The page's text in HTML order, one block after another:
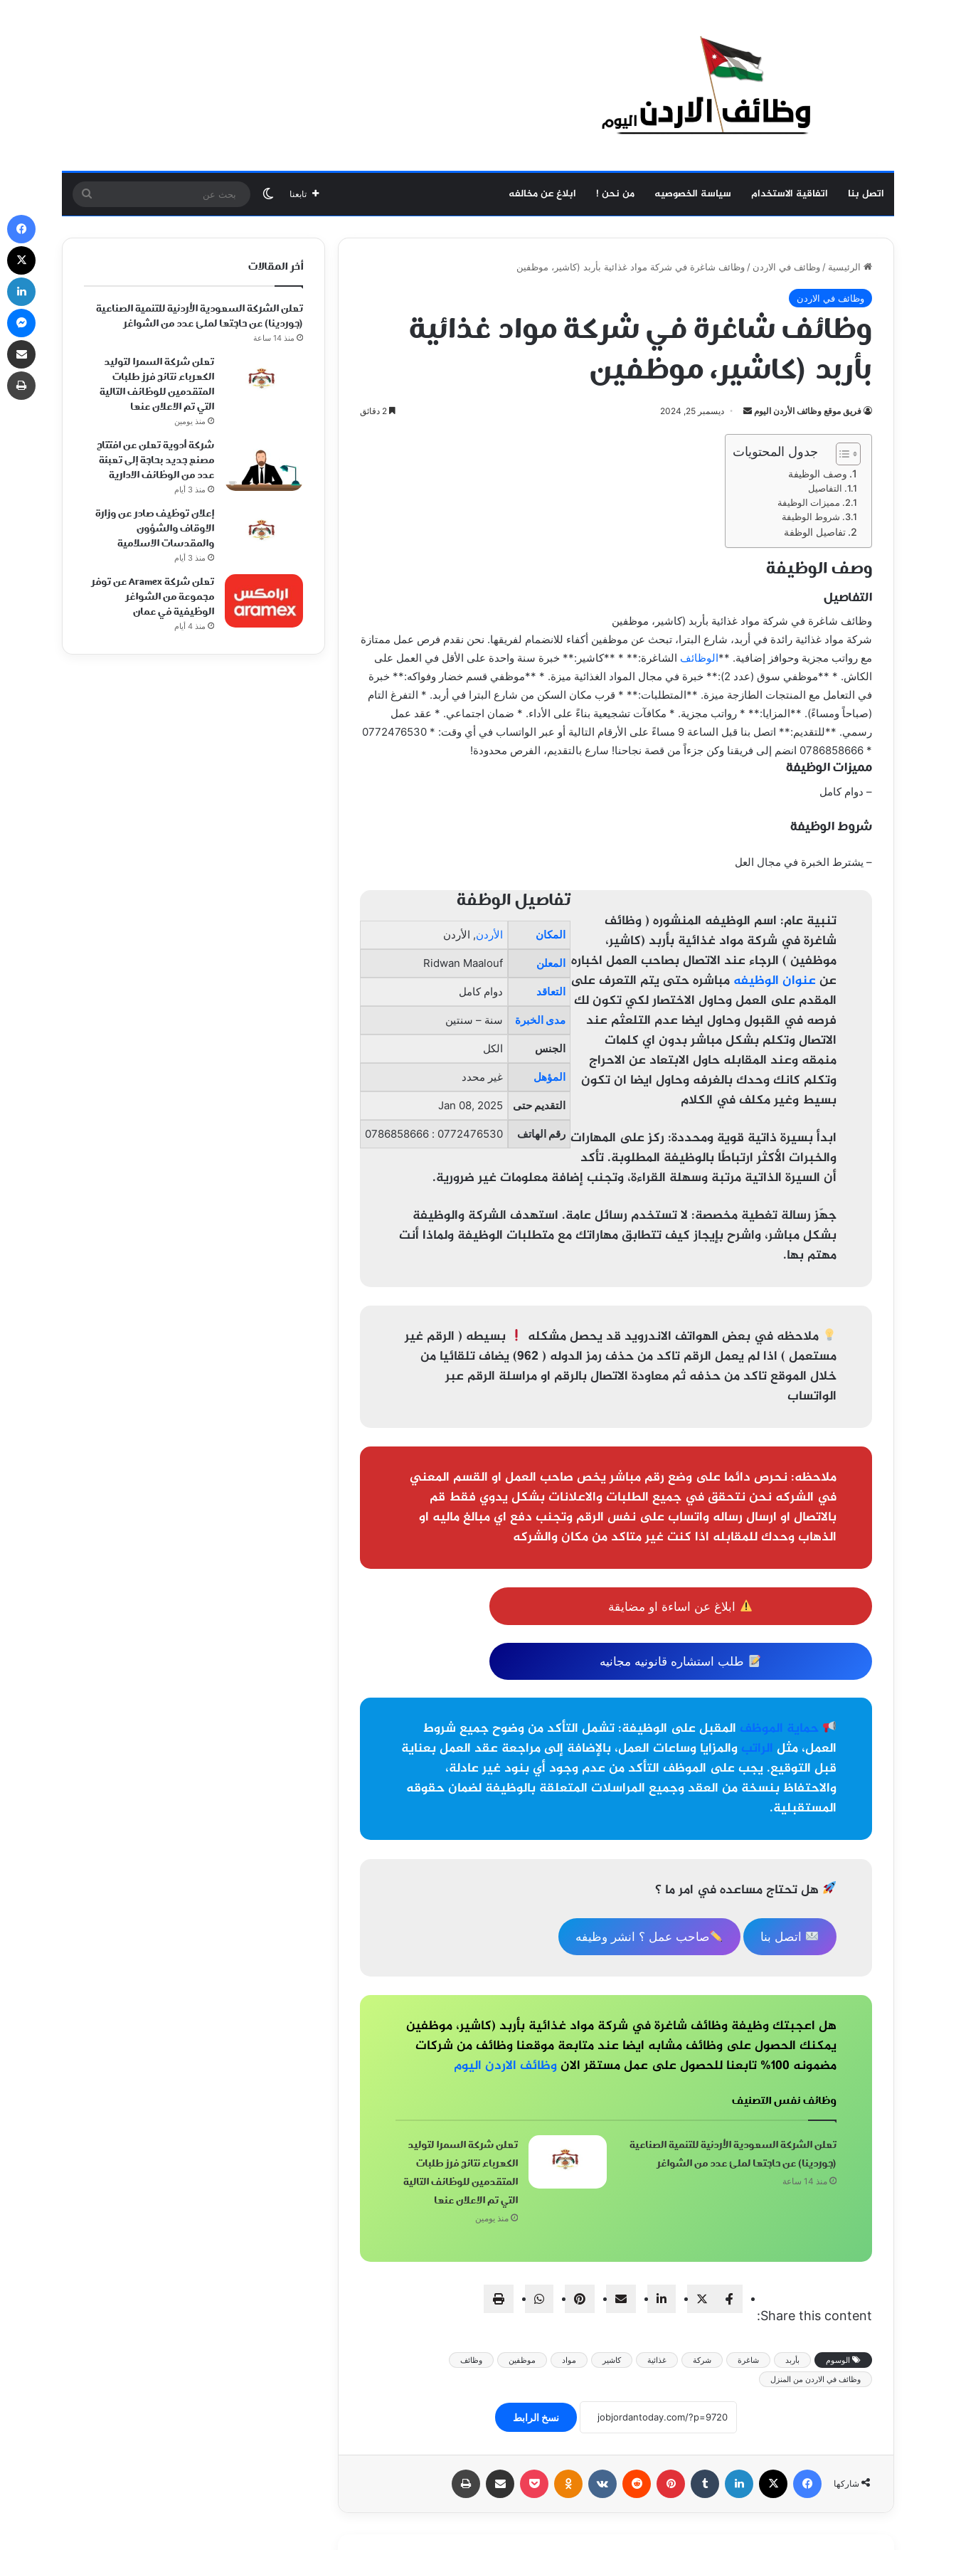
اتصل بنا اتفاقية الاستخدام سياسة الخصوصيه من نحن ! ابلاغ عن مخالفه تابعنا الوضع المظلم
بحث
عن
الرئيسية / وظائف في الاردن / وظائف شاغرة في شركة مواد غذائية بأربد (كاشير، موظفين
وظائف في الاردن
وظائف شاغرة في شركة مواد غذائية
بأربد (كاشير، موظفين
فريق موقع وظائف الأردن اليوم
أرسل ديسمبر 25, 2024
جدول المحتويات
وصف الوظيفة
التفاصيل
مميزات الوظيفة
شروط الوظيفة
تفاصيل الوظفة
وصف الوظيفة
التفاصيل
وظائف شاغرة في شركة مواد غذائية بأربد (كاشير، موظفين
شركة مواد غذائية رائدة في أربد، شارع البترا، تبحث عن موظفين أكفاء للانضمام لفريقها. نحن نقدم فرص عمل ممتازة
مع رواتب مجزية وحوافز إضافية. **الوظائف الشاغرة:** * **كاشير:** خبرة سنة واحدة على الأقل في العمل على
الكاش. * **موظفي سوق (عدد 2):** خبرة في مجال المواد الغذائية ميزة. * **موظفي قسم خضار وفواكه:** خبرة
في التعامل مع المنتجات الطازجة ميزة. **المتطلبات:** * قرب مكان السكن من شارع البترا في أربد. * التفرغ التام
(صباحاً ومساءً). **المزايا:** * رواتب مجزية. * مكافآت تشجيعية بناءً على الأداء. * ضمان اجتماعي. * عقد عمل
رسمي. **للتقديم:** اتصل بنا قبل الساعة 9 مساءً على الأرقام التالية أو عبر الواتساب في أي وقت: * 0772476530
* 0786858666 انضم إلى فريقنا وكن جزءاً من قصة نجاحنا! سارع بالتقديم، الفرص محدودة!
مميزات الوظيفة
– دوام كامل
شروط الوظيفة
– يشترط الخبرة في مجال العل
تفاصيل الوظفة
المكان الأردن, الأردن
المعلن Ridwan Maalouf
التعاقد دوام كامل
مدى الخبرة سنة – سنتين
الجنس الكل
المؤهل غير محدد
التقديم حتى Jan 08, 2025
رقم الهاتف 0772476530 : 0786858666
تنبية عام: اسم الوظيفه المنشوره ( وظائف
شاغرة في شركة مواد غذائية بأربد (كاشير،
موظفين ) الرجاء عند الاتصال بصاحب العمل اخباره
عن عنوان الوظيفه مباشره حتى يتم التعرف على
المقدم على العمل وحاول الاختصار لكي تكون لك
فرصه في القبول وحاول ايضا عدم التلعثم عند
الاتصال وتكلم بشكل مباشر بدون اي كلمات
منمقه وعند المقابله حاول الابتعاد عن الاحراج
وتكلم كانك وحدك بالغرفه وحاول ايضا ان تكون
بسيط وغير مكلف في الكلام
ابدأ بسيرة ذاتية قوية ومحددة: ركز على المهارات
والخبرات الأكثر ارتباطًا بالوظيفة المطلوبة. تأكد
أن السيرة الذاتية مرتبة وسهلة القراءة، وتجنب إضافة معلومات غير ضرورية.
جهّز رسالة تغطية مخصصة: لا تستخدم رسائل عامة. استهدف الشركة والوظيفة
بشكل مباشر، واشرح بإيجاز كيف تتطابق مهاراتك مع متطلبات الوظيفة ولماذا أنت
مهتم بها.
ملاحظهفي بعض الهواتف الاندرويد قد يحصل مشكله بسيطه ( الرقم غير
مستعمل
) اذا لم يعمل الرقم تاكد من حذف رمز الدوله ( 962) يضاف تلقائيا من
خلال الموقع تاكد من حذفه ثم معاودة الاتصال بالرقم او مراسلة الرقم عبر
الواتساب
ملاحظه: نحرص دائما على وضع رقم مباشر يخص صاحب العمل او القسم المعني
في الشركه نحن نتحقق في جميع الطلبات والاعلانات بشكل يدوي فقط قم
بالاتصال او ارسال رساله واتساب على نفس الرقم وتجنب دفع اي مبالغ ماليه او
الذهاب وحدك للمقابله اذا كنت غير متاكد من مكان والشركه
ابلاغ عن اساءة او مضايقة
طلب استشاره قانونيه مجانيه
حماية الموظف المقبل على الوظيفة: تشمل التأكد من وضوح جميع شروط
العمل، مثل الراتب والمزايا وساعات العمل، بالإضافة إلى مراجعة عقد العمل بعناية
قبل التوقيع. يجب على الموظف التأكد من عدم وجود أي بنود غير عادلة،
والاحتفاظ بنسخة من العقد وجميع المراسلات المتعلقة بالوظيفة لضمان حقوقه
المستقبلية.
هل تحتاج مساعده في امر ما ؟
اتصل بنا صاحب عمل ؟ انشر وظيفه
هل اعجبتك وظيفة وظائف شاغرة في شركة مواد غذائية بأربد (كاشير، موظفين
يمكنك الحصول على وظائف مشابه ايضا عند متابعة موقعنا وظائف من شركات
مضمونه 100% تابعنا للحصول على عمل مستقر الان
وظائف الاردن اليوم
وظائف نفس التصنيف
تعلن الشركة السعودية الأردنية للتنمية الصناعية
(جوردينا) عن حاجتها لملئ عدد من الشواغر
منذ 14 ساعة
تعلن شركة السمرا لتوليد
الكهرباء نتائج فرز طلبات
المتقدمين للوظائف التالية
التي تم الاعلان عنها
منذ يومين
Share this content:
الوسوم بأربد شاغرة شركة غذائية كاشير مواد موظفين
وظائف
وظائف في الاردن من المنزل
نسخ الرابط
شاركها
فيسبوك لينكدإن بينتيريست Odnoklassniki
‫Pocket مشاركة عبر البريد
أخر المقالات
تعلن الشركة السعودية الأردنية للتنمية الصناعية
(جوردينا) عن حاجتها لملئ عدد من الشواغر
منذ 14 ساعة
تعلن شركة السمرا لتوليد
الكهرباء نتائج فرز طلبات
المتقدمين للوظائف التالية
التي تم الاعلان عنها
منذ يومين
شركة أدوية تعلن عن افتتاح
مصنع جديد بحاجة إلى تعبئة
عدد من الوظائف الادارية
منذ 3 أيام
إعلان توظيف صادر عن وزارة
الاوقاف والشؤون
والمقدسات الاسلامية
منذ 3 أيام
تعلن شركة Aramex عن توفر
مجموعة من الشواغر
الوظيفية في عمان
منذ 4 أيام